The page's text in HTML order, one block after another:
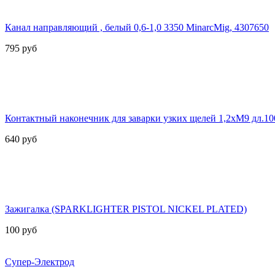
Канал направляющий , белый 0,6-1,0 3350 MinarcMig, 4307650
795 руб
Контактный наконечник для заварки узких щелей 1,2хМ9
640 руб
Зажигалка (SPARKLIGHTER PISTOL NICKEL PLATED)
100 руб
Супер-Электрод